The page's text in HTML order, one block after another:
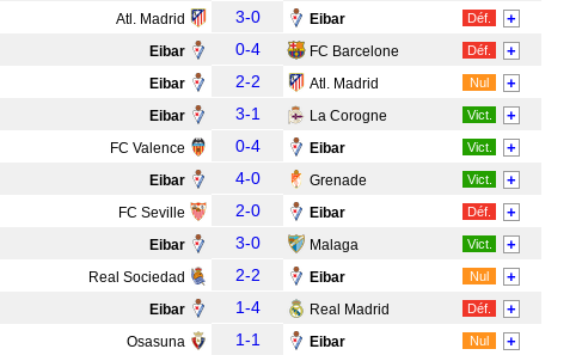
Atl. Madrid 3-0 Eibar Déf. +
Eibar 0-4 FC Barcelone Déf. +
Eibar 2-2 Atl. Madrid Nul +
Eibar 3-1 La Corogne Vict. +
FC Valence 0-4 Eibar Vict. +
Eibar 4-0 Grenade Vict. +
FC Seville 2-0 Eibar Déf. +
Eibar 3-0 Malaga Vict. +
Real Sociedad 2-2 Eibar Nul +
Eibar 1-4 Real Madrid Déf. +
Osasuna 1-1 Eibar Nul +